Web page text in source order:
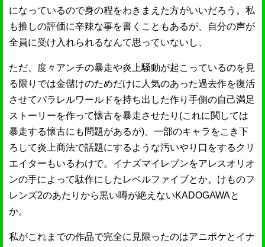
になっているので身の程をわきまえた方がいいだろう。私
も推しの評価に辛辣な事を書くこともあるが、自分の声が
全員に受け入れられるなんて思っていないし、
ただ、度々アンチの暴走や炎上騒動が起こっているのを見
る限りでは金儲けのためだけに人気のあった過去作を復活
させてパラレルワールドを持ち出した作り手側の自己満足
ストーリーを作って懐古を暴走させたり(これに関しては
暴走する懐古にも問題があるが)、一部のキャラをこき下
ろして炎上商法で話題にするような汚いやり口をするクリ
エイターもいるわけで。イナズマイレブンをアレスオリオ
ンの手によって駄作にしたレベルファイブとか。けものフ
レンズ2のあたりから黒い噂が絶えないKADOGAWAと
か。
私がこれまでの作品で完全に見限ったのはアニポケとイナ